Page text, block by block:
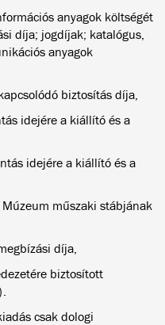
anyagok költségét
díja; jogdíjak; katalógus,
anyagok
biztosítás díja,
idejére a kiállító és a
idejére a kiállító és a
műszaki stábjának
díja,
biztosított
csak dologi